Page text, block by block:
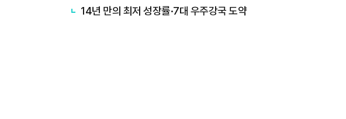
14년 만의 최저 성장률·7대 우주강국 도약